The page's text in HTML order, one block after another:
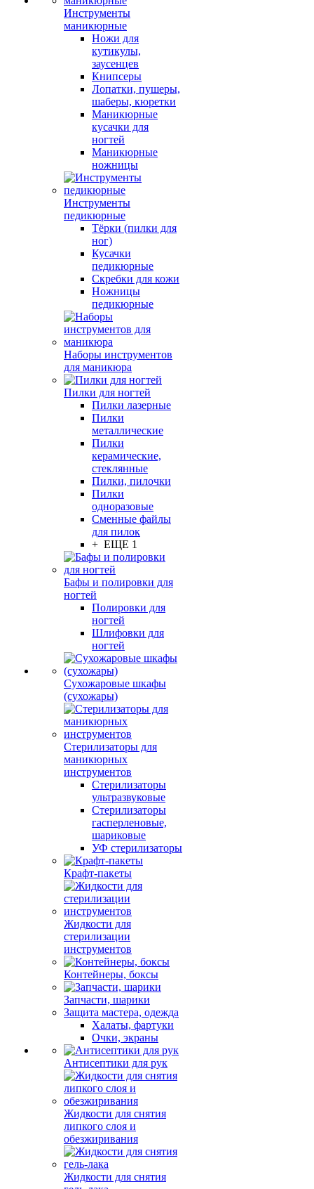
Инструменты
маникюрные
Ножи для
кутикулы,
заусенцев
Книпсеры
Лопатки, пушеры,
шаберы, кюретки
Маникюрные
кусачки для
ногтей
Маникюрные
ножницы
Инструменты
педикюрные
Тёрки (пилки для
ног)
Кусачки
педикюрные
Скребки для кожи
Ножницы
педикюрные
Наборы инструментов
для маникюра
Пилки для ногтей
Пилки лазерные
Пилки
металлические
Пилки
керамические,
стеклянные
Пилки, пилочки
Пилки
одноразовые
Сменные файлы
для пилок
+ ЕЩЕ 1
Бафы и полировки для
ногтей
Полировки для
ногтей
Шлифовки для
ногтей
Сухожаровые шкафы
(сухожары)
Стерилизаторы для
маникюрных
инструментов
Стерилизаторы
ультразвуковые
Стерилизаторы
гасперленовые,
шариковые
УФ стерилизаторы
Крафт-пакеты
Жидкости для
стерилизации
инструментов
Контейнеры, боксы
Запчасти, шарики
Защита мастера, одежда
Халаты, фартуки
Очки, экраны
Антисептики для рук
Жидкости для снятия
липкого слоя и
обезжиривания
Жидкости для снятия